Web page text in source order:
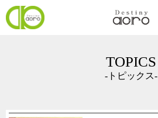
TOPICS
-トピックス-